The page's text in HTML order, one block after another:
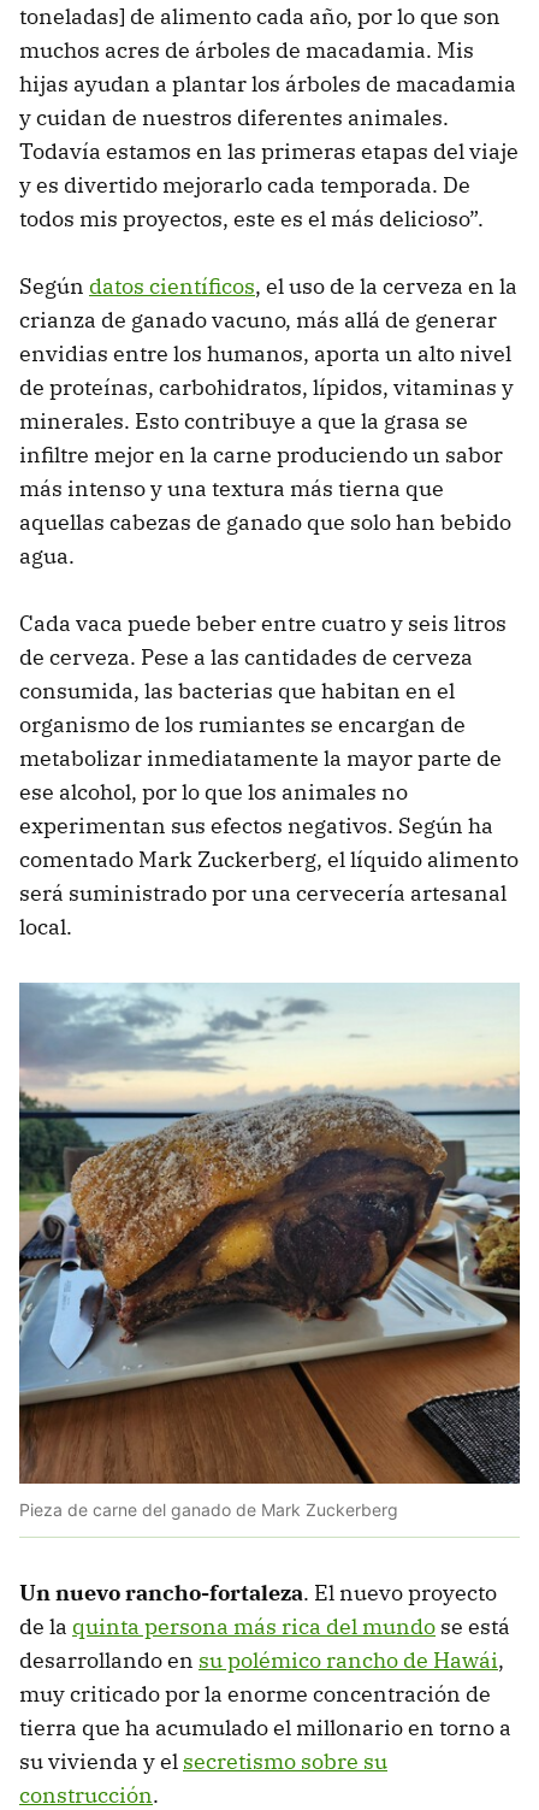
toneladas] de alimento cada año, por lo que son
muchos acres de árboles de macadamia. Mis
hijas ayudan a plantar los árboles de macadamia
y cuidan de nuestros diferentes animales.
Todavía estamos en las primeras etapas del viaje
y es divertido mejorarlo cada temporada. De
todos mis proyectos, este es el más delicioso”.
Según datos científicos, el uso de la cerveza en la
crianza de ganado vacuno, más allá de generar
envidias entre los humanos, aporta un alto nivel
de proteínas, carbohidratos, lípidos, vitaminas y
minerales. Esto contribuye a que la grasa se
infiltre mejor en la carne produciendo un sabor
más intenso y una textura más tierna que
aquellas cabezas de ganado que solo han bebido
agua.
Cada vaca puede beber entre cuatro y seis litros
de cerveza. Pese a las cantidades de cerveza
consumida, las bacterias que habitan en el
organismo de los rumiantes se encargan de
metabolizar inmediatamente la mayor parte de
ese alcohol, por lo que los animales no
experimentan sus efectos negativos. Según ha
comentado Mark Zuckerberg, el líquido alimento
será suministrado por una cervecería artesanal
local.
Pieza de carne del ganado de Mark Zuckerberg
Un nuevo rancho-fortaleza. El nuevo proyecto
de la quinta persona más rica del mundo se está
desarrollando en su polémico rancho de Hawái,
muy criticado por la enorme concentración de
tierra que ha acumulado el millonario en torno a
su vivienda y el secretismo sobre su
construcción.